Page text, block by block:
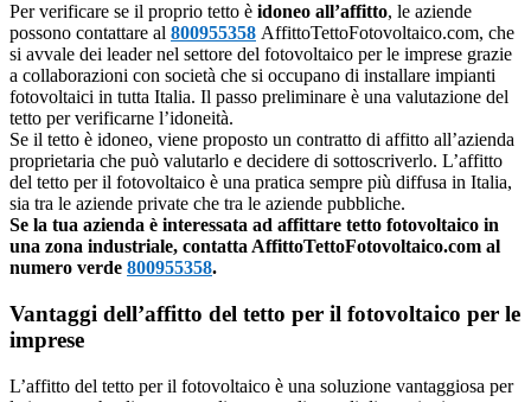
Per verificare se il proprio tetto è idoneo all’affitto, le aziende
possono contattare al 800955358 AffittoTettoFotovoltaico.com, che
si avvale dei leader nel settore del fotovoltaico per le imprese grazie
a collaborazioni con società che si occupano di installare impianti
fotovoltaici in tutta Italia. Il passo preliminare è una valutazione del
tetto per verificarne l’idoneità.
Se il tetto è idoneo, viene proposto un contratto di affitto all’azienda
proprietaria che può valutarlo e decidere di sottoscriverlo. L’affitto
del tetto per il fotovoltaico è una pratica sempre più diffusa in Italia,
sia tra le aziende private che tra le aziende pubbliche.
Se la tua azienda è interessata ad affittare tetto fotovoltaico in
una zona industriale, contatta AffittoTettoFotovoltaico.com al
numero verde 800955358.
Vantaggi dell’affitto del tetto per il fotovoltaico per le
imprese
L’affitto del tetto per il fotovoltaico è una soluzione vantaggiosa per